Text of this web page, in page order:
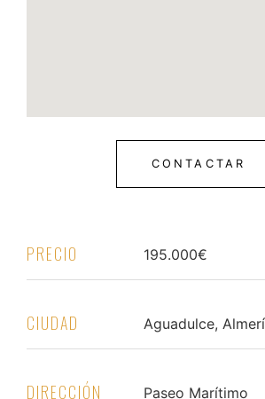
CONTACTAR
PRECIO 195.000€
CIUDAD Aguadulce,
DIRECCIÓN Paseo Marítimo